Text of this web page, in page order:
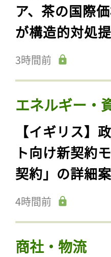
ア、茶の国際
が構造的対処
3時間前
エネルギー・
【イギリス】
ト向け新契約
契約」の詳細
4時間前
商社・物流